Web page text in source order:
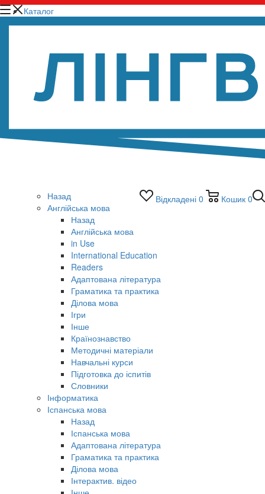
Відкладені 0 Кошик 0
Каталог
Назад
Англійська мова
Назад
Англійська мова
in Use
International Education
Readers
Адаптована література
Граматика та практика
Ділова мова
Ігри
Інше
Країнознавство
Методичні матеріали
Навчальні курси
Підготовка до іспитів
Словники
Інформатика
Іспанська мова
Назад
Іспанська мова
Адаптована література
Граматика та практика
Ділова мова
Інтерактив. відео